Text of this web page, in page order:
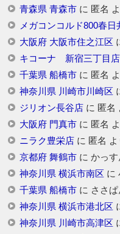
青森県 青森市に 匿名
メガコンコルド800春日
大阪府 大阪市住之江区
キコーナ 新宿三丁目店
千葉県 船橋市に 匿名
神奈川県 川崎市川崎区
ジリオン長谷店に 匿名
大阪府 門真市に 匿名
ニラク豊栄店に 匿名 よ
京都府 舞鶴市に かっす
神奈川県 横浜市南区 に
千葉県 船橋市に ささぱ
神奈川県 横浜市港北区
神奈川県 川崎市高津区